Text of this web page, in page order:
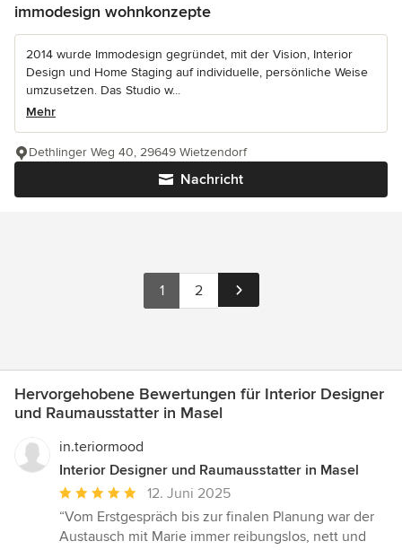
immodesign wohnkonzepte
2014 wurde Immodesign gegründet, mit der Vision, Interior
Design und Home Staging auf individuelle, persönliche Weise
umzusetzen. Das Studio w...
Mehr
Nachricht
Dethlinger Weg 40, 29649 Wietzendorf
1 2
Hervorgehobene Bewertungen für Interior Designer
und Raumausstatter in Masel
in.teriormood
Interior Designer und Raumausstatter in Masel
Durchschnittliche
Bewertung:
5
12. Juni 2025
“Vom Erstgespräch bis zur finalen Planung war der
Austausch mit Marie immer reibungslos, nett und